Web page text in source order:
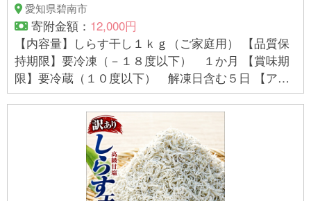
愛知県碧南市
寄附金額： 12,000円
【内容量】しらす干し１ｋｇ（ご家庭用） 【品質保
持期限】要冷凍（－１８度以下） １か月 【賞味期
限】要冷蔵（１０度以下） 解凍日含む５日 【アレ
ルギー】 特定原材料8品目及び特定原材料に準ずる20
品目は使用していません。 本製品は、えび、かに、
いか、海生プランクトン等が混獲される漁法で採取